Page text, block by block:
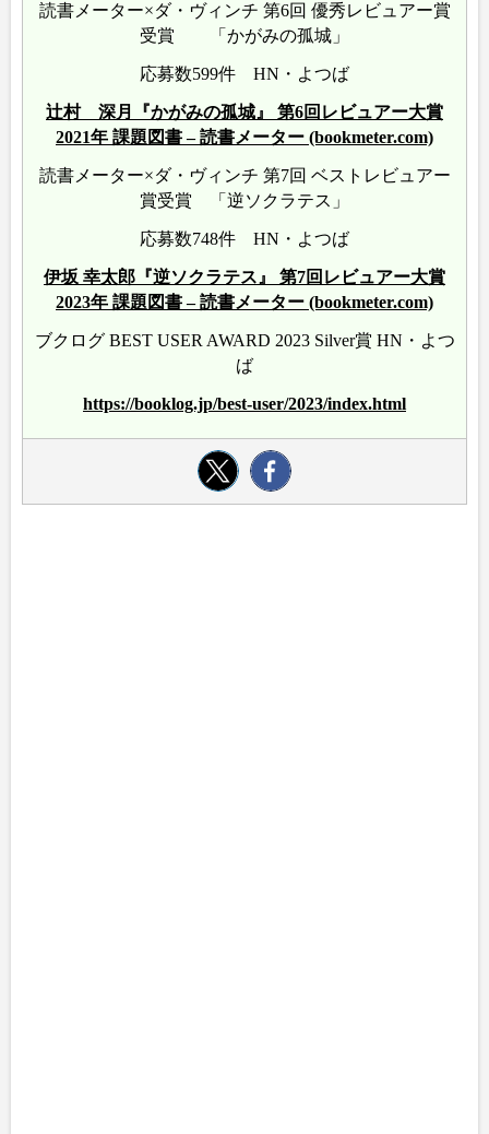
読書メーター×ダ・ヴィンチ 第6回 優秀レビュアー賞
受賞 「かがみの孤城」
応募数599件 HN・よつば
辻村 深月『かがみの孤城』 第6回レビュアー大賞
2021年 課題図書 – 読書メーター (bookmeter.com)
読書メーター×ダ・ヴィンチ 第7回 ベストレビュアー
賞受賞 「逆ソクラテス」
応募数748件 HN・よつば
伊坂 幸太郎『逆ソクラテス』 第7回レビュアー大賞
2023年 課題図書 – 読書メーター (bookmeter.com)
ブクログ BEST USER AWARD 2023 Silver賞 HN・よつ
ば
https://booklog.jp/best-user/2023/index.html